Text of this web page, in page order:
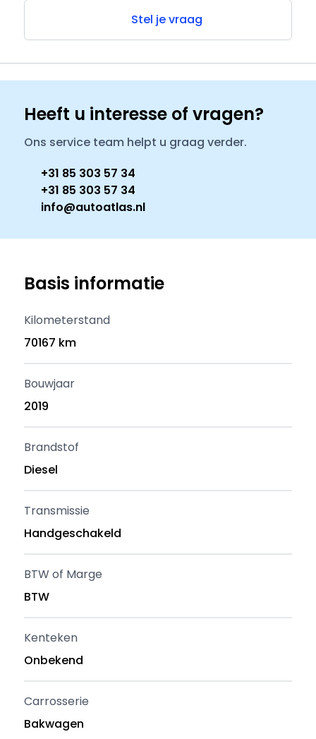
Stel je vraag
Heeft u interesse of vragen?
Ons service team helpt u graag verder.
+31 85 303 57 34
+31 85 303 57 34
info@autoatlas.nl
Basis informatie
Kilometerstand
70167 km
Bouwjaar
2019
Brandstof
Diesel
Transmissie
Handgeschakeld
BTW of Marge
BTW
Kenteken
Onbekend
Carrosserie
Bakwagen